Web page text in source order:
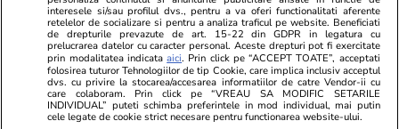
Exclusiv
Iarina Taban, fondatoarea
Ajungem Mari, cel mai
important program educațional
dedicat copiilor instituționalizați
din România: „Voluntarii noștri
interesele si/sau profilul dvs., pentru a va oferi functionalitati aferente
retelelor de socializare si pentru a analiza traficul pe website. Beneficiati
de drepturile prevazute de art. 15-22 din GDPR in legatura cu
prelucrarea datelor cu caracter personal. Aceste drepturi pot fi exercitate
prin modalitatea indicataaici. Prin click pe “ACCEPT TOATE”, acceptati
folosirea tuturor Tehnologiilor de tip Cookie, care implica inclusiv acceptul
dvs. cu privire la stocarea/accesarea informatiilor de catre Vendor-ii cu
care colaboram. Prin click pe “VREAU SA MODIFIC SETARILE
INDIVIDUAL” puteti schimba preferintele in mod individual, mai putin
cele legate de cookie strict necesare pentru functionarea website-ului.